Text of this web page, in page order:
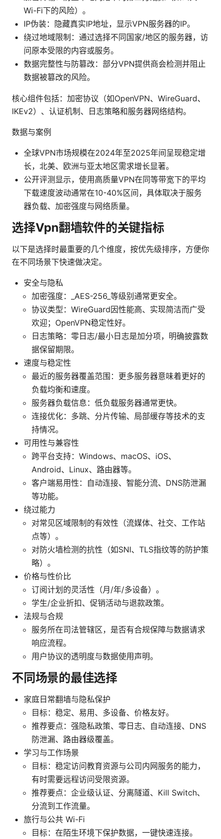
Wi-Fi下的风险）。
IP伪装：隐藏真实IP地址，显示VPN服务器的IP。
绕过地域限制：通过选择不同国家/地区的服务器，访
问原本受限的内容或服务。
数据完整性与防篡改：部分VPN提供商会检测并阻止
数据被篡改的风险。
核心组件包括：加密协议（如OpenVPN、WireGuard、
IKEv2）、认证机制、日志策略和服务器网络结构。
数据与案例
全球VPN市场规模在2024年至2025年间呈现稳定增
长，北美、欧洲与亚太地区需求增长显著。
公开评测显示，使用高质量VPN在同等带宽下的平均
下载速度波动通常在10-40%区间，具体取决于服务
器负载、加密强度与网络质量。
选择Vpn翻墙软件的关键指标
以下是选择时最重要的几个维度，按优先级排序，方便你
在不同场景下快速做决定。
安全与隐私
加密强度：_AES-256_等级别通常更安全。
协议类型：WireGuard因性能高、实现简洁而广受
欢迎；OpenVPN稳定性好。
日志策略：零日志/最小日志是加分项，明确披露数
据保留期限。
速度与稳定性
最近的服务器覆盖范围：更多服务器意味着更好的
负载均衡和速度。
服务器负载信息：低负载服务器通常更快。
连接优化：多跳、分片传输、局部缓存等技术的支
持情况。
可用性与兼容性
跨平台支持：Windows、macOS、iOS、
Android、Linux、路由器等。
客户端易用性：自动连接、智能分流、DNS防泄漏
等功能。
绕过能力
对常见区域限制的有效性（流媒体、社交、工作站
点等）。
对防火墙检测的抗性（如SNI、TLS指纹等的防护策
略）。
价格与性价比
订阅计划的灵活性（月/年/多设备）。
学生/企业折扣、促销活动与退款政策。
法规与合规
服务所在司法管辖区，是否有合规保障与数据请求
响应流程。
用户协议的透明度与数据使用声明。
不同场景的最佳选择
家庭日常翻墙与隐私保护
目标：稳定、易用、多设备、价格友好。
推荐要点：强隐私政策、零日志、自动连接、DNS
防泄漏、路由器级覆盖。
学习与工作场景
目标：稳定访问教育资源与公司内网服务的能力，
有时需要远程访问受限资源。
推荐要点：企业级认证、分离隧道、Kill Switch、
分流到工作流量。
旅行与公共 Wi-Fi
目标：在陌生环境下保护数据，一键快速连接。